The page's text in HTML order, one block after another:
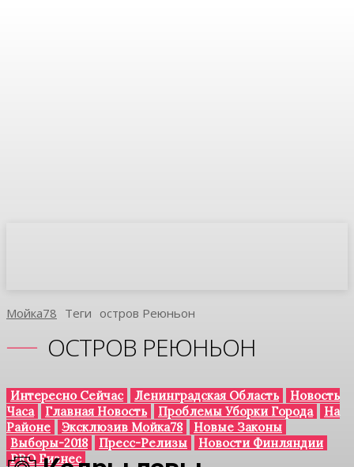
Мойка78 Теги Остров Реюньон
ОСТРОВ РЕЮНЬОН
Интересно Сейчас Ленинградская Область
Новость
Часа
Главная Новость Проблемы Уборки Города
На
Районе
Эксклюзив Мойка78
Новые Законы
Выборы-2018
Пресс-Релизы
Новости Финляндии
PRO Бизнес